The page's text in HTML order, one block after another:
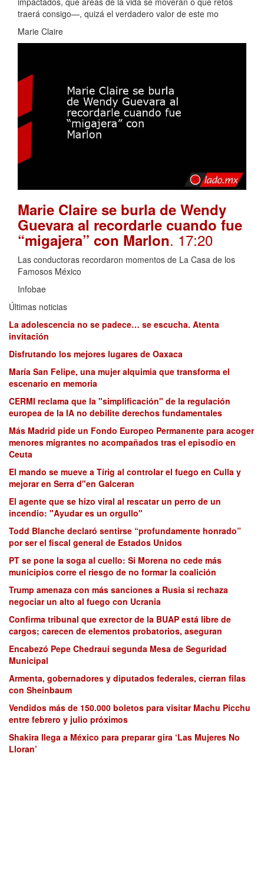
traerá consigo—, quizá el verdadero valor de este mo
Marie Claire
Marie Claire se burla de Wendy
Guevara al recordarle cuando fue
“migajera” con Marlon. 17:20
Las conductoras recordaron momentos de La Casa de los
Famosos México
Infobae
Últimas noticias
La adolescencia no se padece… se escucha. Atenta
invitación
Disfrutando los mejores lugares de Oaxaca
María San Felipe, una mujer alquimia que transforma el
escenario en memoria
CERMI reclama que la "simplificación" de la regulación
europea de la IA no debilite derechos fundamentales
Más Madrid pide un Fondo Europeo Permanente para acoger
menores migrantes no acompañados tras el episodio en
Ceuta
El mando se mueve a Tírig al controlar el fuego en Culla y
mejorar en Serra d"en Galceran
El agente que se hizo viral al rescatar un perro de un
incendio: "Ayudar es un orgullo"
Todd Blanche declaró sentirse “profundamente honrado”
por ser el fiscal general de Estados Unidos
PT se pone la soga al cuello: Si Morena no cede más
municipios corre el riesgo de no formar la coalición
Trump amenaza con más sanciones a Rusia si rechaza
negociar un alto al fuego con Ucrania
Confirma tribunal que exrector de la BUAP está libre de
cargos; carecen de elementos probatorios, aseguran
Encabezó Pepe Chedraui segunda Mesa de Seguridad
Municipal
Armenta, gobernadores y diputados federales, cierran filas
con Sheinbaum
Vendidos más de 150.000 boletos para visitar Machu Picchu
entre febrero y julio próximos
Shakira llega a México para preparar gira ‘Las Mujeres No
Lloran’